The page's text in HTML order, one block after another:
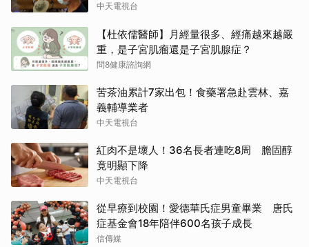
中天電視台
【杜依儒醫師】月經量很多、經痛越來越嚴
重，是子宮肌瘤還是子宮肌腺症？
問8健康諮詢網
苦茶油累計7家出包！食藥署急赴雲林、嘉
義輔導業者
中天電視台
紅肉不是壞人！36名長者連吃8周 膽固醇
竟明顯下降
中天電視台
從早療到校園！愛德華氏症男童畢業 唐氏
症基金會18年陪伴600名孩子成長
信傳媒